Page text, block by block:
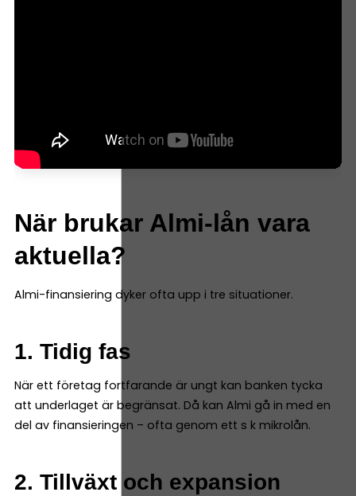
När brukar Almi-lån vara
aktuella?
Almi-finansiering dyker ofta upp i tre situationer.
1. Tidig fas
När ett företag fortfarande är ungt kan banken tycka
att underlaget är begränsat. Då kan Almi gå in med en
del av finansieringen – ofta genom ett s k mikrolån.
2. Tillväxt och expansion